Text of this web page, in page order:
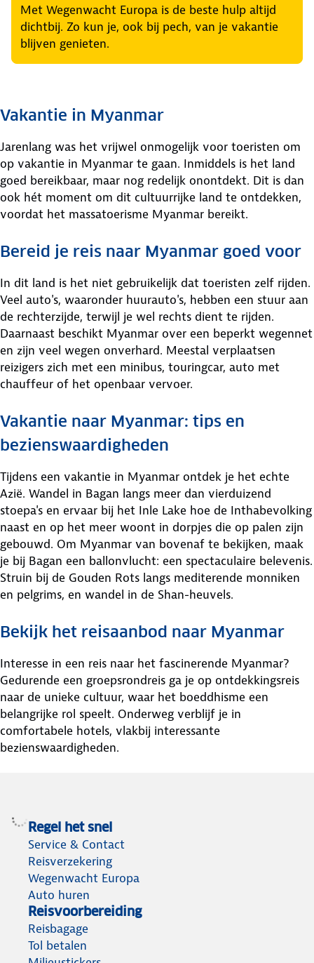
Met Wegenwacht Europa is de beste hulp altijd
dichtbij. Zo kun je, ook bij pech, van je vakantie
blijven genieten.
Vakantie in Myanmar
Jarenlang was het vrijwel onmogelijk voor toeristen om
op vakantie in Myanmar te gaan. Inmiddels is het land
goed bereikbaar, maar nog redelijk onontdekt. Dit is dan
ook hét moment om dit cultuurrijke land te ontdekken,
voordat het massatoerisme Myanmar bereikt.
Bereid je reis naar Myanmar goed voor
In dit land is het niet gebruikelijk dat toeristen zelf rijden.
Veel auto's, waaronder huurauto's, hebben een stuur aan
de rechterzijde, terwijl je wel rechts dient te rijden.
Daarnaast beschikt Myanmar over een beperkt wegennet
en zijn veel wegen onverhard. Meestal verplaatsen
reizigers zich met een minibus, touringcar, auto met
chauffeur of het openbaar vervoer.
Vakantie naar Myanmar: tips en
bezienswaardigheden
Tijdens een vakantie in Myanmar ontdek je het echte
Azië. Wandel in Bagan langs meer dan vierduizend
stoepa's en ervaar bij het Inle Lake hoe de Inthabevolking
naast en op het meer woont in dorpjes die op palen zijn
gebouwd. Om Myanmar van bovenaf te bekijken, maak
je bij Bagan een ballonvlucht: een spectaculaire belevenis.
Struin bij de Gouden Rots langs mediterende monniken
en pelgrims, en wandel in de Shan-heuvels.
Bekijk het reisaanbod naar Myanmar
Interesse in een reis naar het fascinerende Myanmar?
Gedurende een groepsrondreis ga je op ontdekkingsreis
naar de unieke cultuur, waar het boeddhisme een
belangrijke rol speelt. Onderweg verblijf je in
comfortabele hotels, vlakbij interessante
bezienswaardigheden.
Regel het snel
Service & Contact
Reisverzekering
Wegenwacht Europa
Auto huren
Reisvoorbereiding
Reisbagage
Tol betalen